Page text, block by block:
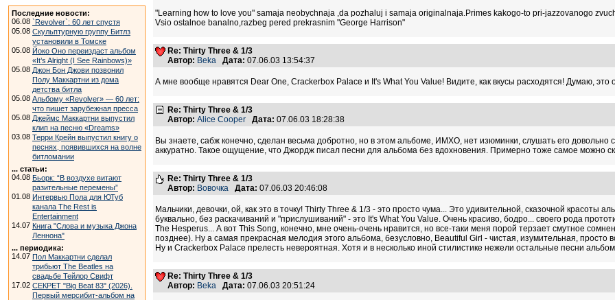
Последние новости:
06.08 `Revolver`: 60 лет спустя
05.08 Скульптурную группу Битлз
установили в Томске
05.08 Йоко Оно переиздаст альбом
«It’s Alright (I See Rainbows)»
05.08 Джон Бон Джови позвонил
Полу Маккартни из дома
детства битла
05.08 Альбому «Revolver» — 60 лет:
что пишет зарубежная пресса
05.08 Джеймс Маккартни выпустил
клип на песню «Dreams»
03.08 Терри Крейн выпустил книгу о
песнях, появившихся на волне
битломании
... статьи:
04.08 Бьорк: “В воздухе витают
разительные перемены”
01.08 Интервью Пола для ЮТуб
канала The Rest is
Entertainment
14.07 Книга "Слова и музыка Джона
Леннона"
... периодика:
14.07 Пол Маккартни сделал
трибьют The Beatles на
свадьбе Тейлор Свифт
17.02 СЕКРЕТ "Big Beat 83" (2026).
Первый мерсибит-альбом на
"Learning how to love you" samaja neobychnaja ,da pozhaluj i samaja originalnaja.Primes kakogo-to pri-jazzovanogo
Vsio ostalnoe banalno,razbeg pered prekrasnim "George Harrison"
Re: Thirty Three & 1/3
Автор: Beka Дата: 07.06.03 13:54:37
А мне вообще нравятся Dear One, Crackerbox Palace и It's What You Value! Видите, как вкусы расходятся! Думаю, это
Re: Thirty Three & 1/3
Автор: Alice Cooper Дата: 07.06.03 18:28:38
Вы знаете, сабж конечно, сделан весьма добротно, но в этом альбоме, ИМХО, нет изюминки, слушать его довольно
аккуратно. Такое ощущение, что Джордж писал песни для альбома без вдохновения. Примерно тоже самое можно
Re: Thirty Three & 1/3
Автор: Вовочка Дата: 07.06.03 20:46:08
Мальчики, девочки, ой, как это в точку! Thirty Three & 1/3 - это просто чума... Это удивительной, сказочной красоты
буквально, без раскачиваний и "прислушиваний" - это It's What You Value. Очень красиво, бодро... своего рода
The Hesperus... А вот This Song, конечно, мне очень-очень нравится, но все-таки меня порой терзает смутное
позднее). Ну а самая прекрасная мелодия этого альбома, безусловно, Beautiful Girl - чистая, изумительная, просто
Ну и Crackerbox Palace прелесть невероятная. Хотя и в несколько иной стилистике нежели остальные песни
Re: Thirty Three & 1/3
Автор: Beka Дата: 07.06.03 20:51:24